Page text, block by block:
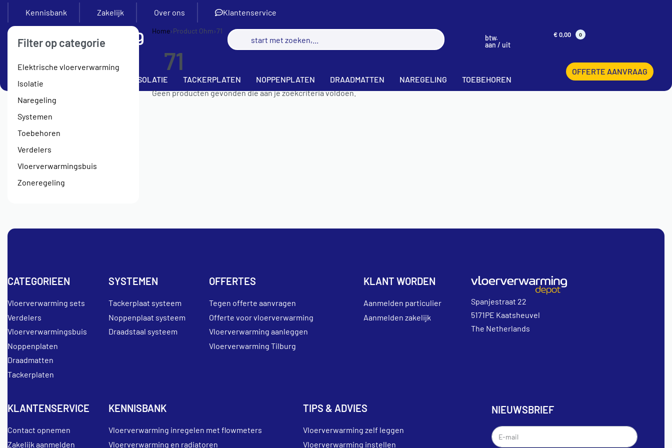
Kennisbank Zakelijk Over ons Klantenservice
btw.
aan / uit
€0,00 0
SETS ISOLATIE TACKERPLATEN NOPPENPLATEN DRAADMATTEN NAREGELING TOEBEHOREN
OFFERTE AANVRAAG
Filter op categorie
Elektrische vloerverwarming
Isolatie
Naregeling
Systemen
Toebehoren
Verdelers
Vloerverwarmingsbuis
Zoneregeling
Home›Product Ohm›71
71
Geen producten gevonden die aan je zoekcriteria voldoen.
CATEGORIEEN
Vloerverwarming sets
Verdelers
Vloerverwarmingsbuis
Noppenplaten
Draadmatten
Tackerplaten
SYSTEMEN
Tackerplaat systeem
Noppenplaat systeem
Draadstaal systeem
OFFERTES
Tegen offerte aanvragen
Offerte voor vloerverwarming
Vloerverwarming aanleggen
Vloerverwarming Tilburg
KLANT WORDEN
Aanmelden particulier
Aanmelden zakelijk
Spanjestraat 22
5171PE Kaatsheuvel
The Netherlands
KLANTENSERVICE
Contact opnemen
Zakelijk aanmelden
KENNISBANK
Vloerverwarming inregelen met flowmeters
Vloerverwarming en radiatoren
TIPS & ADVIES
Vloerverwarming zelf leggen
Vloerverwarming instellen
NIEUWSBRIEF